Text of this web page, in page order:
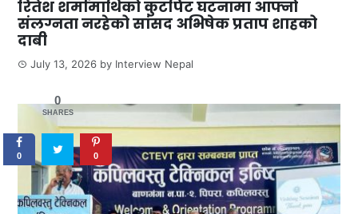
रितेश शर्मामाथिको कुटपिट घटनामा आफ्नो
संलग्नता नरहेको सांसद अभिषेक प्रताप शाहको
दाबी
July 13, 2026 by Interview Nepal
0
SHARES
0 0